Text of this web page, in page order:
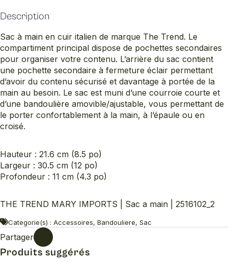
Description
Sac à main en cuir italien de marque The Trend. Le
compartiment principal dispose de pochettes secondaires
pour organiser votre contenu. L’arrière du sac contient
une pochette secondaire à fermeture éclair permettant
d’avoir du contenu sécurisé et davantage à portée de la
main au besoin. Le sac est muni d’une courroie courte et
d’une bandoulière amovible/ajustable, vous permettant de
le porter confortablement à la main, à l’épaule ou en
croisé.
Hauteur : 21.6 cm (8.5 po)
Largeur : 30.5 cm (12 po)
Profondeur : 11 cm (4.3 po)
THE TREND MARY IMPORTS | Sac a main | 2516102_2
Categorie(s) : Accessoires, Bandouliere, Sac
Partager
Produits suggérés